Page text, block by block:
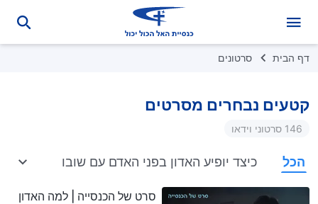
דף הבית סרטונים
קטעים נבחרים מסרטים
146 סרטוני וידאו
הכל כיצד יופיע האדון בפני האדם עם שובו
סרט של הכנסייה | למה האדון